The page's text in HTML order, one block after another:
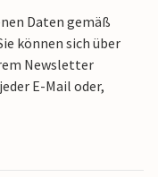
Daten gemäß
können sich über
Newsletter
E-Mail oder,